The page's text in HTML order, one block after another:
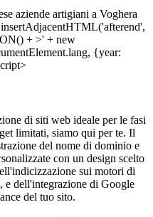
di siti web ideale per le fasi
limitati, siamo qui per te. Il
del nome di dominio e
con un design scelto
sui motori di
e dell'integrazione di Google
del tuo sito.